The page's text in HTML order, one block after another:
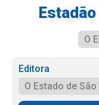
O
Editora
O Estado de